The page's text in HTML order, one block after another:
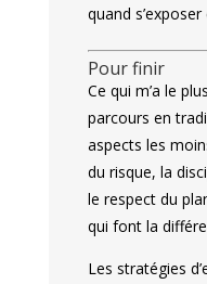
quand
Pour finir
Ce qui m’a le
parcours en
aspects les
du risque, la
le respect du
qui font la
Les stratégies